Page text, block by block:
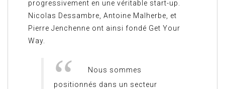
progressivement en une véritable start-up.
Nicolas Dessambre, Antoine Malherbe, et
Pierre Jenchenne ont ainsi fondé Get Your
Way.
Nous sommes
positionnés dans un secteur